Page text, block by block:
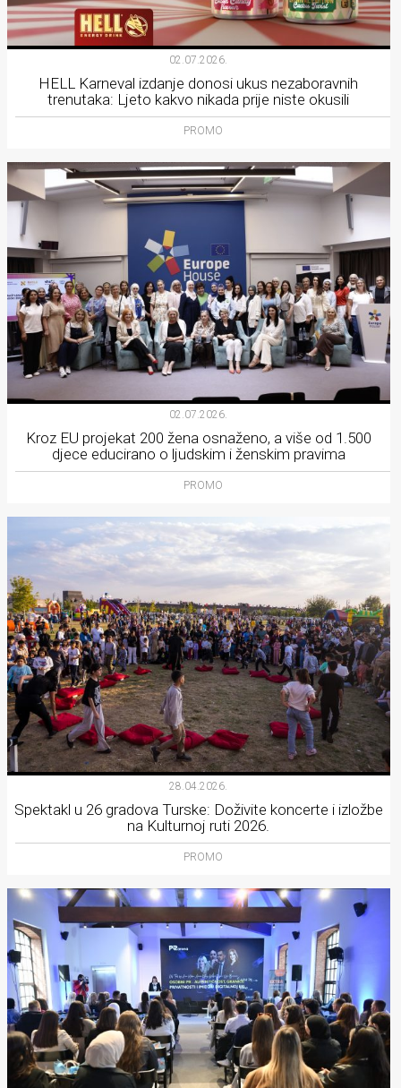
02.07.2026.
HELL Karneval izdanje donosi ukus nezaboravnih
trenutaka: Ljeto kakvo nikada prije niste okusili
PROMO
02.07.2026.
Kroz EU projekat 200 žena osnaženo, a više od 1.500
djece educirano o ljudskim i ženskim pravima
PROMO
28.04.2026.
Spektakl u 26 gradova Turske: Doživite koncerte i izložbe
na Kulturnoj ruti 2026.
PROMO